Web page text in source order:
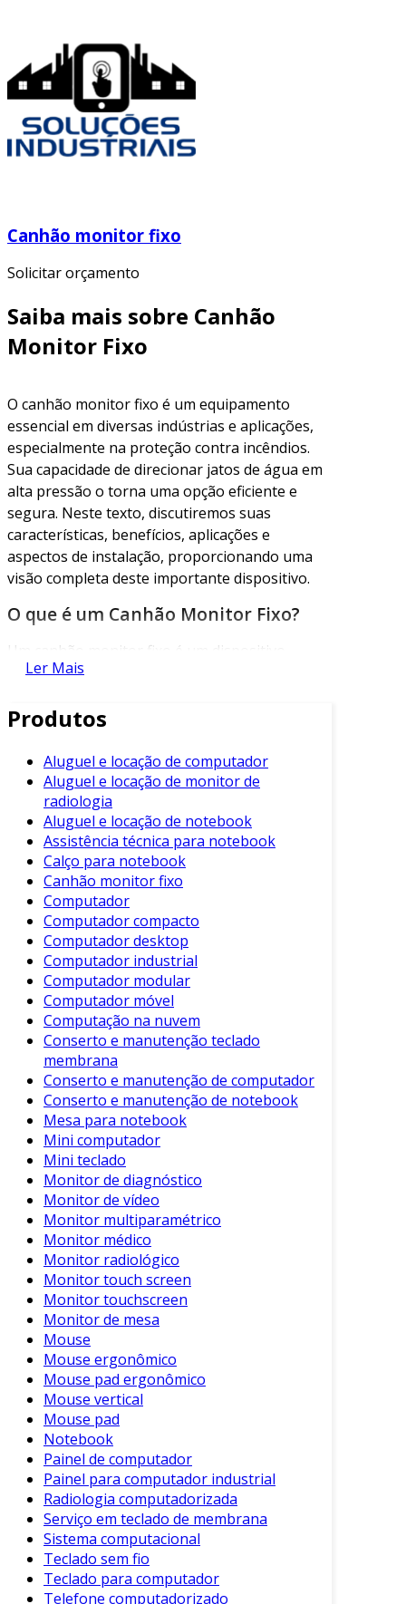
Canhão monitor fixo
Solicitar orçamento
Saiba mais sobre Canhão
Monitor Fixo
O canhão monitor fixo é um equipamento
essencial em diversas indústrias e aplicações,
especialmente na proteção contra incêndios.
Sua capacidade de direcionar jatos de água em
alta pressão o torna uma opção eficiente e
segura. Neste texto, discutiremos suas
características, benefícios, aplicações e
aspectos de instalação, proporcionando uma
visão completa deste importante dispositivo.
O que é um Canhão Monitor Fixo?
Um canhão monitor fixo é um dispositivo
projetado para expelir água ou outros agentes
precisão. Esses equipamentos podem ser
cobertura estável e eficiente. Influem
diretamente na eficácia na luta contra incêndios
em áreas amplas e potencialmente perigosas.
Características Principais
Entre as principais características do canhão
monitor fixo, destacam-se:
Localização Fixa: Projetado para ser
instalado em locais estratégicos,
garantindo um amplo alcance.
Rotação e Inclinação
mecanismos que permitem ajustar a
direção do jato de água.
Alta Pressão: Capaz de operar com
pressões variáveis, adaptando-se a
diferentes situações.
Resistência a Agentes Químicos
Construído com materiais que
possibilitam o uso de produtos químicos,
além da água, para combate a incêndios.
Benefícios do Canhão Monitor Fixo
Utilizar canhões monitores fixos traz uma série
de benefícios para as operações industriais e
de segurança:
Eficácia no Combate a Incêndios
capacidade de fornecer um fluxo contínuo
e abrangente de água ajuda no controle
de grandes incêndios.
Redução de Riscos: Instalações
adequadas minimizam o risco de incêndios
em áreas de armazenamento ou
produção.
Facilidade de Operação
remotamente, permitindo que os
Ler Mais
Produtos
Aluguel e locação de computador
Aluguel e locação de monitor de
radiologia
Aluguel e locação de notebook
Assistência técnica para notebook
Calço para notebook
Canhão monitor fixo
Computador
Computador compacto
Computador desktop
Computador industrial
Computador modular
Computador móvel
Computação na nuvem
Conserto e manutenção teclado
membrana
Conserto e manutenção de computador
Conserto e manutenção de notebook
Mesa para notebook
Mini computador
Mini teclado
Monitor de diagnóstico
Monitor de vídeo
Monitor multiparamétrico
Monitor médico
Monitor radiológico
Monitor touch screen
Monitor touchscreen
Monitor de mesa
Mouse
Mouse ergonômico
Mouse pad ergonômico
Mouse vertical
Mouse pad
Notebook
Painel de computador
Painel para computador industrial
Radiologia computadorizada
Serviço em teclado de membrana
Sistema computacional
Teclado sem fio
Teclado para computador
Telefone computadorizado